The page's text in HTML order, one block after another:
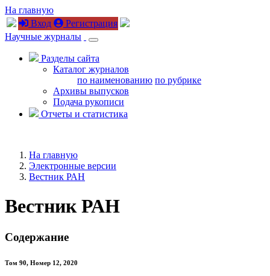
На главную
Вход
Регистрация
Научные журналы
Разделы сайта
Каталог журналов
по наименованию по рубрике
Архивы выпусков
Подача рукописи
Отчеты и статистика
На главную
Электронные версии
Вестник РАН
Вестник РАН
Содержание
Том 90, Номер 12, 2020